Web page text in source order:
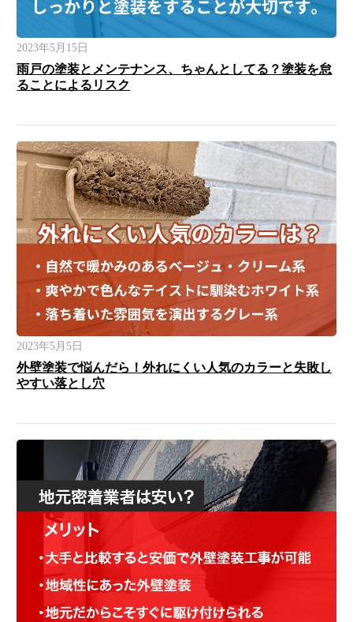
2023年5月15日
雨戸の塗装とメンテナンス、ちゃんとしてる？塗装を怠
ることによるリスク
2023年5月5日
外壁塗装で悩んだら！外れにくい人気のカラーと失敗し
やすい落とし穴